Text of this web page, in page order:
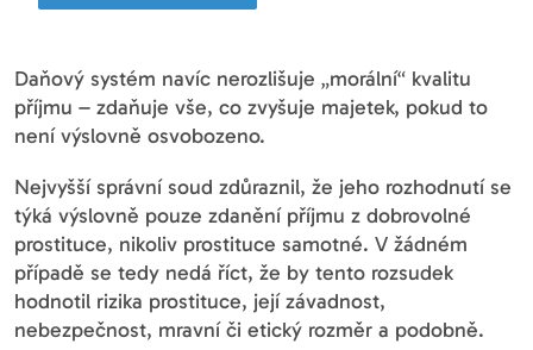
Daňový systém navíc nerozlišuje „morální“ kvalitu
příjmu – zdaňuje vše, co zvyšuje majetek, pokud to
není výslovně osvobozeno.
Nejvyšší správní soud zdůraznil, že jeho rozhodnutí se
týká výslovně pouze zdanění příjmu z dobrovolné
prostituce, nikoliv prostituce samotné. V žádném
případě se tedy nedá říct, že by tento rozsudek
hodnotil rizika prostituce, její závadnost,
nebezpečnost, mravní či etický rozměr a podobně.